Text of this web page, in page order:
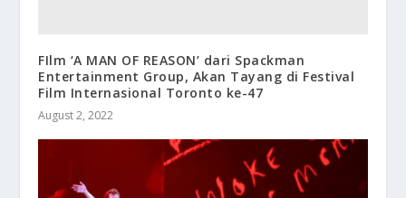
FIlm ‘A MAN OF REASON’ dari Spackman
Entertainment Group, Akan Tayang di Festival
Film Internasional Toronto ke-47
August 2, 2022